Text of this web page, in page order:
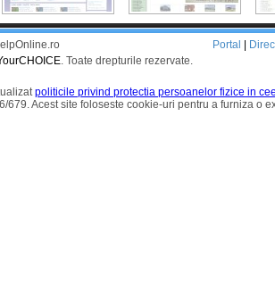
. Toate drepturile rezervate.
Portal
politicile privind protectia persoanelor fizice in
679. Acest site foloseste cookie-uri pentru a furniza o